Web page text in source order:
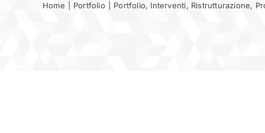
Home Portfolio Portfolio, Interventi, Ristrutturazione,